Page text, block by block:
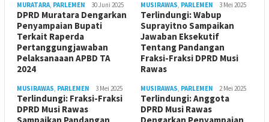
MURATARA, PARLEMEN 30 Juni 2025
DPRD Muratara Dengarkan
Penyampaian Bupati
Terkait Raperda
Pertanggungjawaban
Pelaksanaaan APBD TA
2024
MUSIRAWAS, PARLEMEN 3 Mei 2025
Terlindungi: Wabup
Suprayitno Sampaikan
Jawaban Eksekutif
Tentang Pandangan
Fraksi-Fraksi DPRD Musi
Rawas
MUSIRAWAS, PARLEMEN 3 Mei 2025
Terlindungi: Fraksi-Fraksi
DPRD Musi Rawas
MUSIRAWAS, PARLEMEN 2 Mei 2025
Terlindungi: Anggota
DPRD Musi Rawas